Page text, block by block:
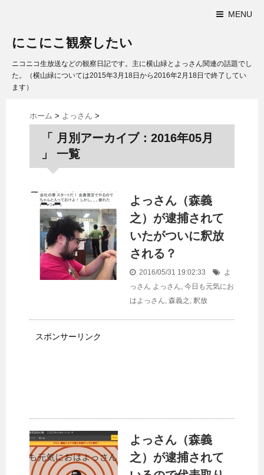
MENU
にこにこ観察したい
ニコニコ生放送などの観察日記です。主に横山緑とよっさん関連の話題でし
た。（横山緑については2015年3月18日から2016年2月18日で終了してい
ます）
ホーム > よっさん >
「 月別アーカイブ：2016年05月
」 一覧
よっさん（森義
之）が逮捕されて
いたがついに釈放
される？
2016/05/31 19:02:33
よ
っさん よっさん, 今日も元気にお
はよっさん, 森義之 , 釈放
スポンサーリンク
よっさん（森義
之）が逮捕されて